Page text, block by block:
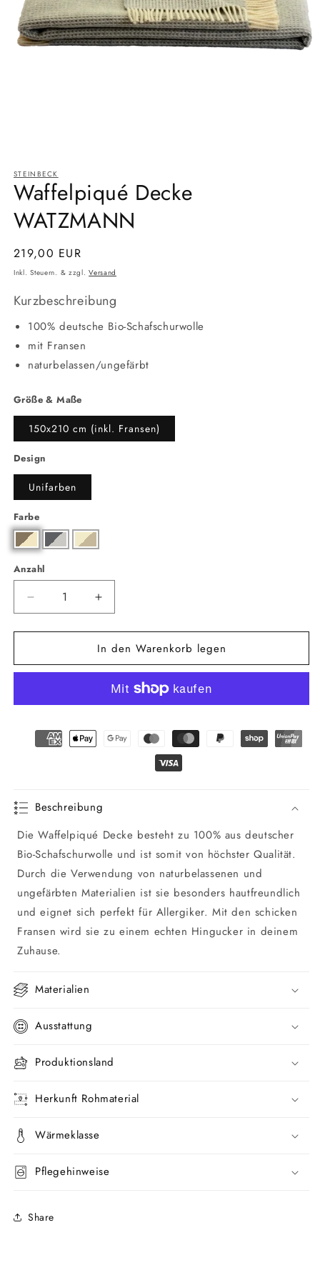
in
Modal
öffnen
STEINBECK
Waffelpiqué Decke
WATZMANN
Normaler
Preis
219,00 EUR
Inkl. Steuern. & zzgl.Versand
Kurzbeschreibung
100% deutsche Bio-Schafschurwolle
mit Fransen
naturbelassen/ungefärbt
Größe & Maße
150x210 cm (inkl. Fransen)
Design
Unifarben
Farbe
Anzahl
Anzahl
Verringere
die
Menge
Waffelpiqué
Erhöhe
die
Menge
für
Waffelpiqué
WATZMANN
In den Warenkorb legen
Beschreibung
Die Waffelpiqué Decke besteht zu 100% aus deutscher
Bio-Schafschurwolle und ist somit von höchster Qualität.
Durch die Verwendung von naturbelassenen und
ungefärbten Materialien ist sie besonders hautfreundlich
und eignet sich perfekt für Allergiker. Mit den schicken
Fransen wird sie zu einem echten Hingucker in deinem
Zuhause.
Materialien
Ausstattung
Produktionsland
Herkunft Rohmaterial
Wärmeklasse
Pflegehinweise
Share